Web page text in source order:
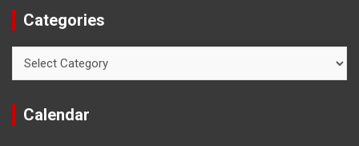
Categories
Calendar